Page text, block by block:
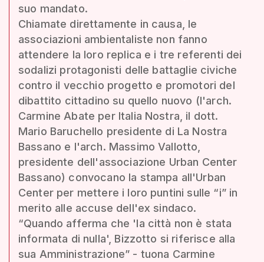
suo mandato.
Chiamate direttamente in causa, le
associazioni ambientaliste non fanno
attendere la loro replica e i tre referenti dei
sodalizi protagonisti delle battaglie civiche
contro il vecchio progetto e promotori del
dibattito cittadino su quello nuovo (l'arch.
Carmine Abate per Italia Nostra, il dott.
Mario Baruchello presidente di La Nostra
Bassano e l'arch. Massimo Vallotto,
presidente dell'associazione Urban Center
Bassano) convocano la stampa all'Urban
Center per mettere i loro puntini sulle “i” in
merito alle accuse dell'ex sindaco.
“Quando afferma che 'la città non è stata
informata di nulla', Bizzotto si riferisce alla
sua Amministrazione” - tuona Carmine